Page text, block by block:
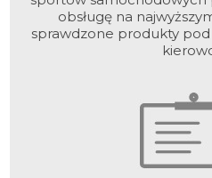
obsługę na
sprawdzone produkty